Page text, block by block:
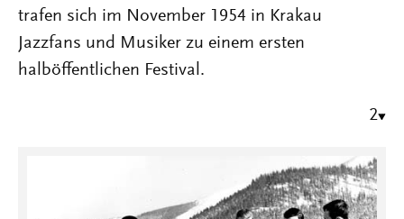
trafen sich im November 1954 in Krakau
Jazzfans und Musiker zu einem ersten
halböffentlichen Festival.
2